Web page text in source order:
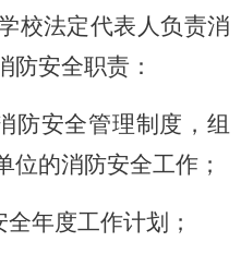
校法定代表人负责消
防安全职责：
防安全管理制度，组
位的消防安全工作；
年度工作计划；